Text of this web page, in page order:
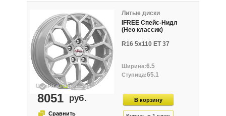
Литые диски
IFREE Спейс-Нидл
(Нео классик)
R16 5x110 ET 37
6.5
65.1
8051